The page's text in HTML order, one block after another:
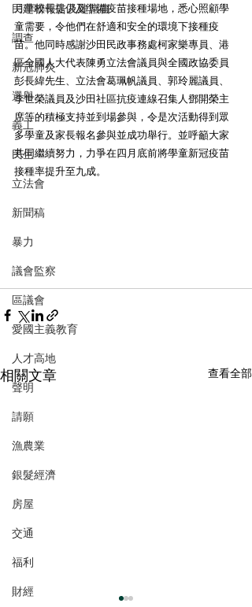
民建聯報告及建議書
調查
新冠肺炎
選舉
義工
民生
立法會
新聞稿
暴力
議會監察
區議會
愛國主義教育
人才高地
聲明
請願
漁農業
銀髮經濟
房屋
交通
福利
財經
月華校長提供及準備疫苗接種場地，悉心照顧學
童需要，令他們在舒適和安全的環境下接種疫
苗。他同時感謝沙田民政事務處柯家樂專員、港
區全國人大代表陳勇立法會議員與全國政協委員
彭長緯先生、立法會葛珮帆議員、郭玲麗議員、
李世榮議員及沙田社區抗疫連線召集人鄧開榮主
席等的積極支持並到場參與，令是次活動得到眾
多學童及家長報名參與並成功舉行。並呼籲大家
共同繼續努力，力爭在四月底前將學童新冠疫苗
接種率提升至九成。
相關文章 查看全部